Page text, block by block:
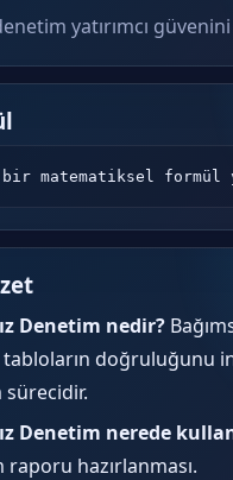
yatırımcı
matematiksel formül
Denetim nedir?
doğruluğunu
Denetim nerede
raporu hazırlanması.